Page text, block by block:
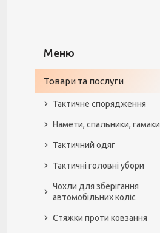
Товари та послуги
Тактичне спорядження
Намети, спальники, гамаки
Тактичний одяг
Тактичні головні убори
Чохли для зберігання
автомобільних коліс
Стяжки проти ковзання